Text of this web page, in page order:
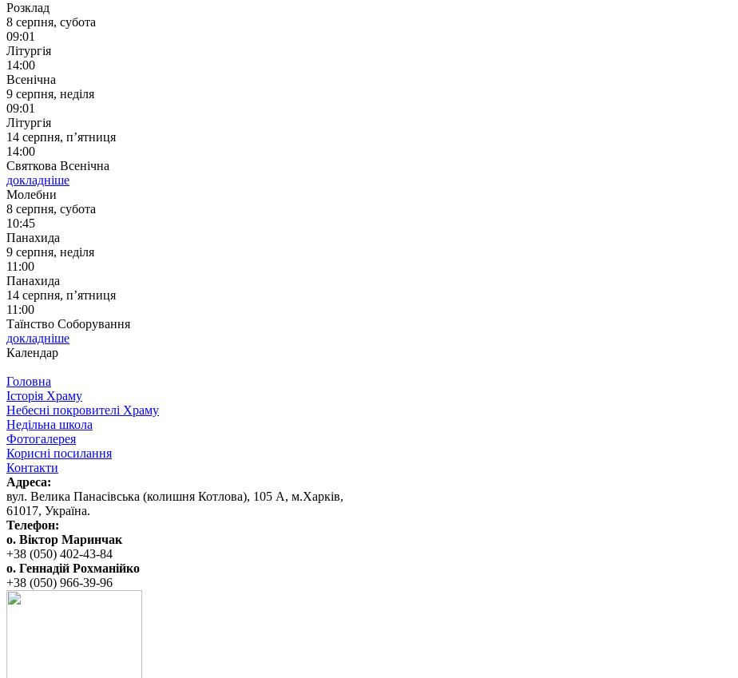
Розклад
8 серпня, субота
09:01
Літургія
14:00
Всенічна
9 серпня, неділя
09:01
Літургія
14 серпня, п’ятниця
14:00
Святкова Всенічна
докладніше
Молебни
8 серпня, субота
10:45
Панахида
9 серпня, неділя
11:00
Панахида
14 серпня, п’ятниця
11:00
Таїнство Соборування
докладніше
Календар
Головна
Історія Храму
Небесні покровителі Храму
Недільна школа
Фотогалерея
Корисні посилання
Контакти
Адреса:
вул. ‬Велика Панасівська (колишня Котлова), ‬105‭ ‬А,‭ ‬м.Харків,
‬61017, ‬Україна.‎
Телефон:
о. Віктор Маринчак
+38 (050)‭ 402-43-84
о. Геннадій Рохманійко
+38 (050)‭ ‬966-39-96